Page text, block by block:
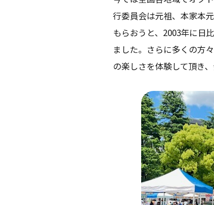
行委員会は元祖、本家本
もらおうと、2003年に日
ました。さらに多くの方
の楽しさを体験して頂き